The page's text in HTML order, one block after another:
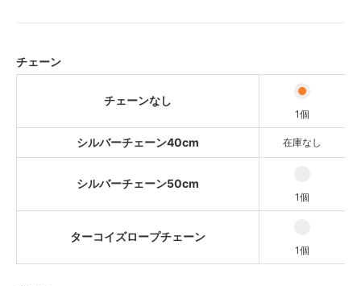
1個
チェーン
チェーンなし
1個
シルバーチェーン40cm 在庫なし
シルバーチェーン50cm
1個
ターコイズロープチェーン
1個